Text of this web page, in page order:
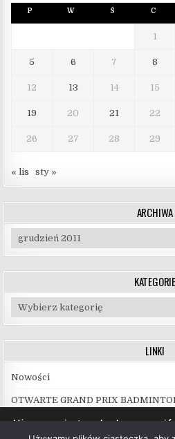
P W Ś C
1
5 6 7 8
12 13 14 15
19 20 21 22
26 27 28 29
« lis sty »
ARCHIWA
Archiwa
KATEGORIE
Kategorie
LINKI
Nowości
OTWARTE GRAND PRIX
Używamy ciasteczek, aby
korzystania z naszej witryny.